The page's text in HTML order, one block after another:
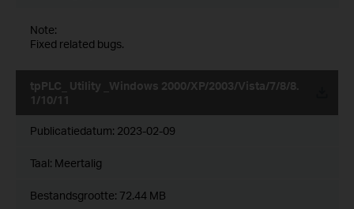
Note:
Fixed related bugs.
tpPLC_ Utility _Windows 2000/XP/2003/Vista/7/8/8.
1/10/11
Publicatiedatum: 2023-02-09
Taal: Meertalig
Bestandsgrootte: 72.44 MB